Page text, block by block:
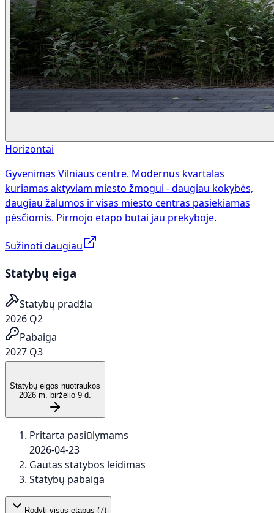
Horizontai
Gyvenimas Vilniaus centre. Modernus kvartalas
kuriamas aktyviam miesto žmogui - daugiau kokybės,
daugiau žalumos ir visas miesto centras pasiekiamas
pėsčiomis. Pirmojo etapo butai jau prekyboje.
Sužinoti daugiau
Statybų eiga
Statybų pradžia
2026 Q2
Pabaiga
2027 Q3
Statybų eigos nuotraukos
2026 m. birželio 9 d.
Pritarta pasiūlymams
2026-04-23
Gautas statybos leidimas
Statybų pabaiga
Rodyti visus etapus (7)